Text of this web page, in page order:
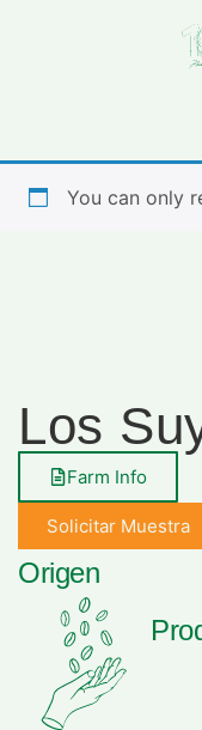
You can only
Los
Farm Info
Solicitar Muestra
Origen